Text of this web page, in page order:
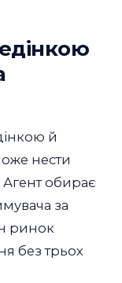
й
нести
Агент обирає
за
ринок
без трьох